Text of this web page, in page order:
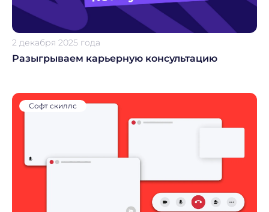
2 декабря 2025 года
Разыгрываем карьерную консультацию
Софт скиллс